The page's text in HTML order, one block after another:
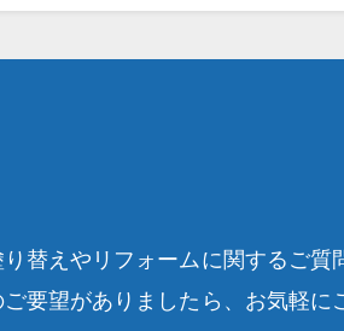
替えやリフォームに関するご質
要望がありましたら、お気軽に